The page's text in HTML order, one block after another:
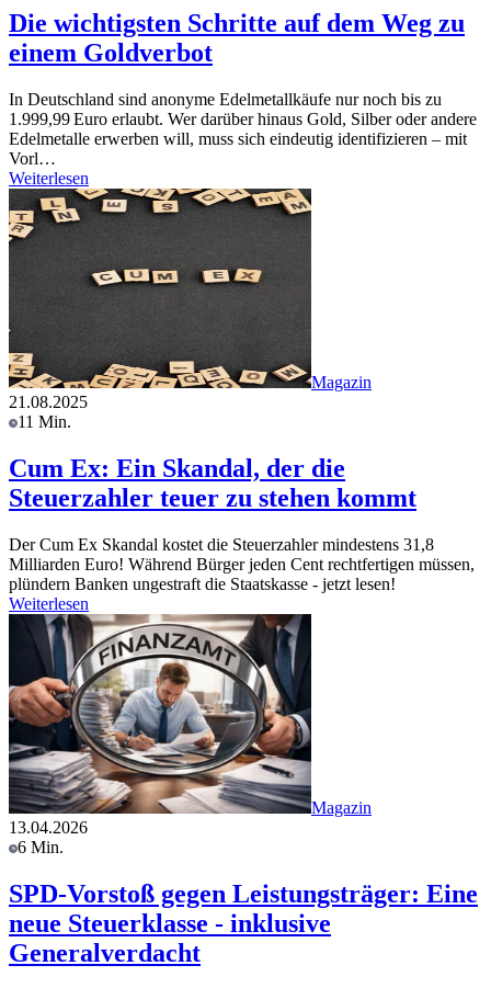
Die wichtigsten Schritte auf dem Weg zu
einem Goldverbot
In Deutschland sind anonyme Edelmetallkäufe nur noch bis zu
1.999,99 Euro erlaubt. Wer darüber hinaus Gold, Silber oder andere
Edelmetalle erwerben will, muss sich eindeutig identifizieren – mit
Vorl…
Weiterlesen
Magazin
21.08.2025
11 Min.
Cum Ex: Ein Skandal, der die
Steuerzahler teuer zu stehen kommt
Der Cum Ex Skandal kostet die Steuerzahler mindestens 31,8
Milliarden Euro! Während Bürger jeden Cent rechtfertigen müssen,
plündern Banken ungestraft die Staatskasse - jetzt lesen!
Weiterlesen
Magazin
13.04.2026
6 Min.
SPD-Vorstoß gegen Leistungsträger: Eine
neue Steuerklasse - inklusive
Generalverdacht